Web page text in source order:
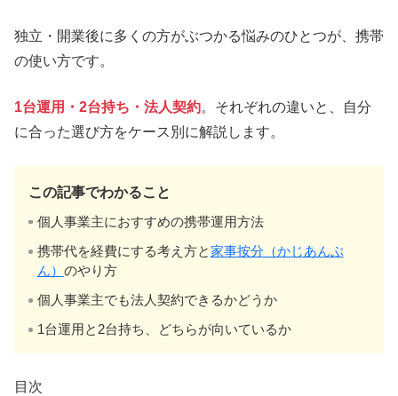
独立・開業後に多くの方がぶつかる悩みのひとつが、携帯
の使い方です。
1台運用・2台持ち・法人契約。それぞれの違いと、自分
に合った選び方をケース別に解説します。
この記事でわかること
個人事業主におすすめの携帯運用方法
携帯代を経費にする考え方と家事按分（かじあんぶ
ん） のやり方
個人事業主でも法人契約できるかどうか
1台運用と2台持ち、どちらが向いているか
目次